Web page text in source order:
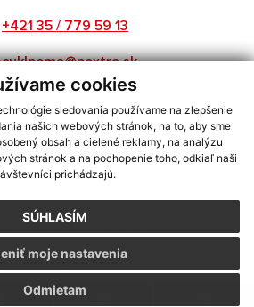
cookies
sledovania používame na zlepšenie
našich webových stránok, na to, aby sme
obsah a cielené reklamy, na analýzu
stránok a na pochopenie toho, odkiaľ naši
prichádzajú.
SÚHLASÍM
Odmietam
moje nastavenia
+421 35 / 779 59 13
aktuálnych informácií s využitím RSS
ECHELON 2,Mapa stránok,web portál
s.r.o.,domény,registrácia domény
aktualizácia:31.07.2026
|Vyhlásenie o prístupnosti